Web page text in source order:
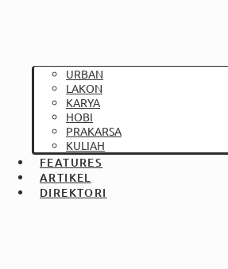
URBAN
LAKON
KARYA
HOBI
PRAKARSA
KULIAH
FEATURES
ARTIKEL
DIREKTORI